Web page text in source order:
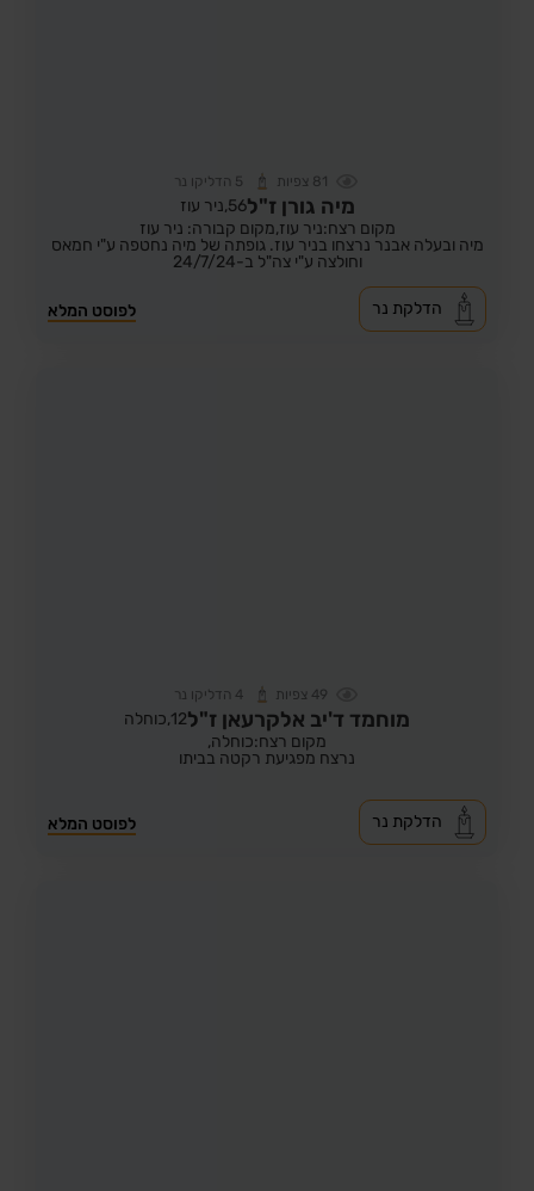
81 צפיות 5 הדליקו נר
מיה גורן ז"ל56, ניר עוז
מקום רצח:ניר עוז,מקום קבורה: ניר עוז
מיה ובעלה אבנר נרצחו בניר עוז. גופתה של מיה נחטפה ע"י חמאס
וחולצה ע"י צה"ל ב-24/7/24
לפוסט המלא הדלקת נר
49 צפיות 4 הדליקו נר
מוחמד ד'יב אלקרעאן ז"ל12, כוחלה
מקום רצח:כוחלה,
נרצח מפגיעת רקטה בביתו
לפוסט המלא הדלקת נר